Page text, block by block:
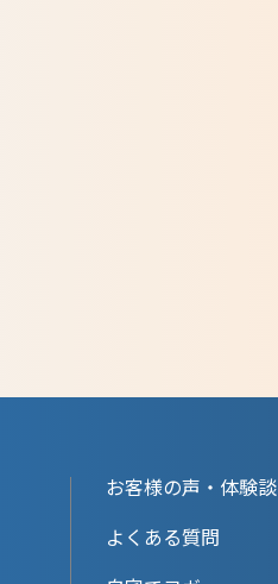
お客様の声・体験談
よくある質問